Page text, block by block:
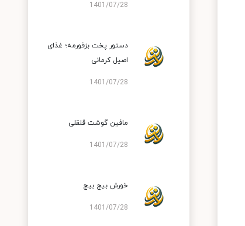
1401/07/28
دستور پخت بزقورمه؛ غذای
اصیل کرمانی
1401/07/28
مافین گوشت قلقلی
1401/07/28
خورش بیج بیج
1401/07/28